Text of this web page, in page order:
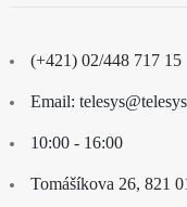
(+421) 02/448 717 15
Email:
10:00 - 16:00
Tomášíkova 26, 821